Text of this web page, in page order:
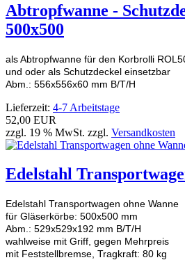
Abtropfwanne -
500x500
als Abtropfwanne für den Korbrolli
und oder als Schutzdeckel einsetzbar
Abm.: 556x556x60 mm B/T/H
Lieferzeit: 4-7 Arbeitstage
52,00 EUR
zzgl. 19 % MwSt. zzgl. Versandkosten
Edelstahl
Edelstahl Transportwagen ohne Wanne
für Gläserkörbe: 500x500 mm
Abm.: 529x529x192 mm B/T/H
wahlweise mit Griff, gegen Mehrpreis
mit Feststellbremse, Tragkraft: 80 kg